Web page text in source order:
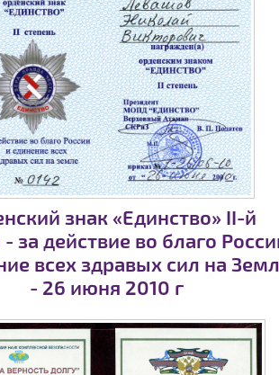
знак «Единство» II-й
- за действие во благо
всех здравых сил на
- 26 июня 2010 г